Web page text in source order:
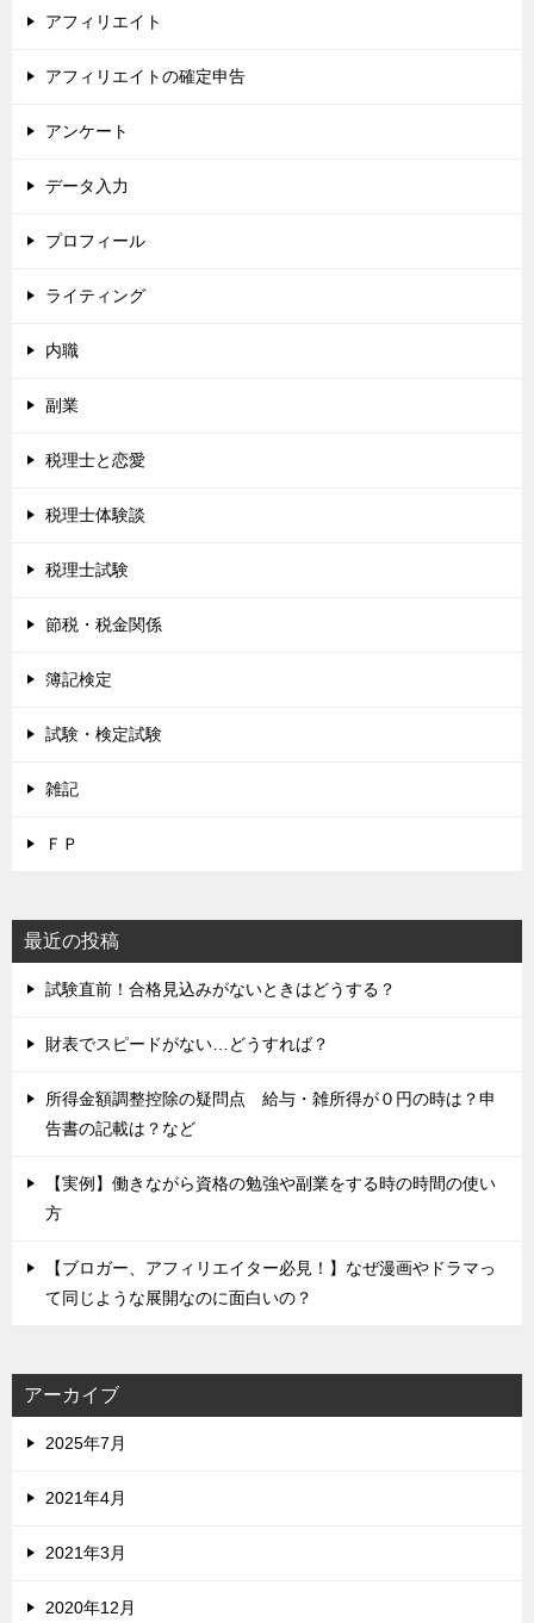
アフィリエイト
アフィリエイトの確定申告
アンケート
データ入力
プロフィール
ライティング
内職
副業
税理士と恋愛
税理士体験談
税理士試験
節税・税金関係
簿記検定
試験・検定試験
雑記
ＦＰ
最近の投稿
試験直前！合格見込みがないときはどうする？
財表でスピードがない…どうすれば？
所得金額調整控除の疑問点 給与・雑所得が０円の時は？申
告書の記載は？など
【実例】働きながら資格の勉強や副業をする時の時間の使い
方
【ブロガー、アフィリエイター必見！】なぜ漫画やドラマっ
て同じような展開なのに面白いの？
アーカイブ
2025年7月
2021年4月
2021年3月
2020年12月